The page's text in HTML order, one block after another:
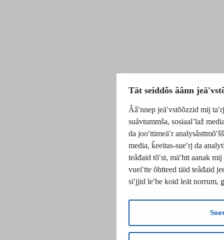
Tät seiddõs âânn
Ââʹnnep jeäʹvstõõzzid mij
suåvtummša, sosiaalʼlaž
da jooʹttimeäʹr
media, ǩeeitas-sueʹrj da
teâđaid tõʹst, mäʹhtt aanak
vueiʹtte õhtteed täid teâđaid
siʹjjid leʹbe koid leät norrum,